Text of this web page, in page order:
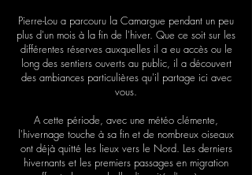
Pierre-Lou a parcouru la Camargue pendant un peu
plus d'un mois à la fin de l'hiver. Que ce soit sur les
différentes réserves auxquelles il a eu accès ou le
long des sentiers ouverts au public, il a découvert
des ambiances particulières qu'il partage ici avec
vous.
A cette période, avec une météo clémente,
l'hivernage touche à sa fin et de nombreux oiseaux
ont déjà quitté les lieux vers le Nord. Les derniers
hivernants et les premiers passages en migration